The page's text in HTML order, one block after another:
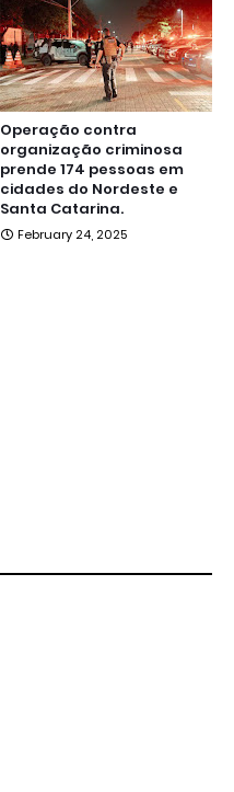
Operação contra
organização criminosa
prende 174 pessoas em
cidades do Nordeste e
Santa Catarina.
February 24, 2025